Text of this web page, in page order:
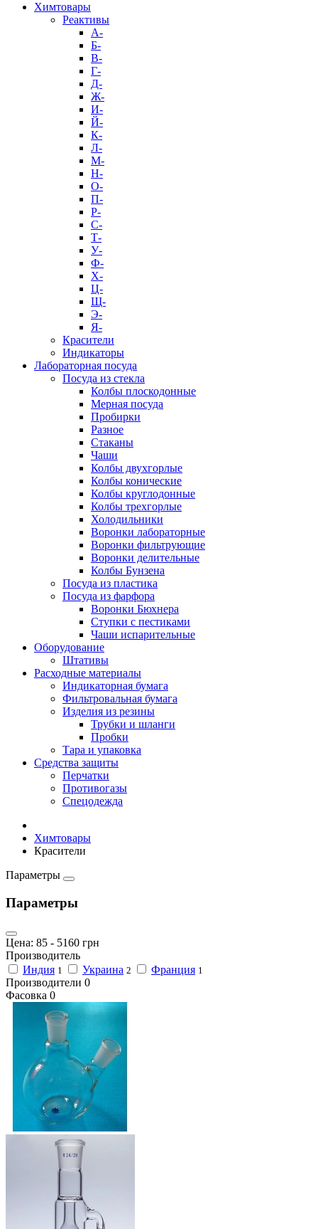
Химтовары
Реактивы
А-
Б-
В-
Г-
Д-
Ж-
И-
Й-
К-
Л-
М-
Н-
О-
П-
Р-
С-
Т-
У-
Ф-
Х-
Ц-
Щ-
Э-
Я-
Красители
Индикаторы
Лабораторная посуда
Посуда из стекла
Колбы плоскодонные
Мерная посуда
Пробирки
Разное
Стаканы
Чаши
Колбы двухгорлые
Колбы конические
Колбы круглодонные
Колбы трехгорлые
Холодильники
Воронки лабораторные
Воронки фильтрующие
Воронки делительные
Колбы Бунзена
Посуда из пластика
Посуда из фарфора
Воронки Бюхнера
Ступки с пестиками
Чаши испарительные
Оборудование
Штативы
Расходные материалы
Индикаторная бумага
Фильтровальная бумага
Изделия из резины
Трубки и шланги
Пробки
Тара и упаковка
Средства защиты
Перчатки
Противогазы
Спецодежда
Химтовары
Красители
Параметры
Параметры
Цена: 85 - 5160 грн
Производитель
Индия 1 Украина 2 Франция 1
Производители 0
Фасовка 0